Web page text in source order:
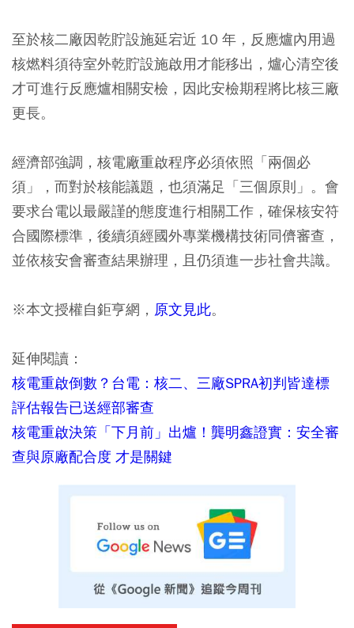
至於核二廠因乾貯設施延宕近 10 年，反應爐內用過
核燃料須待室外乾貯設施啟用才能移出，爐心清空後
才可進行反應爐相關安檢，因此安檢期程將比核三廠
更長。
經濟部強調，核電廠重啟程序必須依照「兩個必
須」，而對於核能議題，也須滿足「三個原則」。會
要求台電以最嚴謹的態度進行相關工作，確保核安符
合國際標準，後續須經國外專業機構技術同儕審查，
並依核安會審查結果辦理，且仍須進一步社會共識。
※本文授權自鉅亨網， 原文見此。
延伸閱讀：
核電重啟倒數？台電：核二、三廠SPRA初判皆達標
評估報告已送經部審查
核電重啟決策「下月前」出爐！龔明鑫證實：安全審
查與原廠配合度 才是關鍵